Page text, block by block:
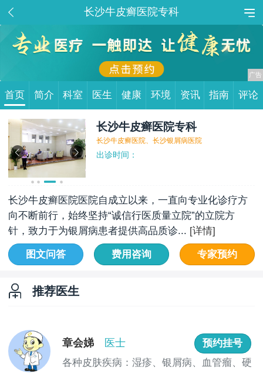
长沙牛皮癣医院专科
首页 简介 科室 医生 健康 环境 资讯 指南 评论
长沙牛皮癣医院专科
长沙牛皮癣医院、长沙银屑病医院
出诊时间：
长沙牛皮癣医院医院自成立以来，一直向专业化诊疗方
向不断前行，始终坚持“诚信行医质量立院”的立院方
针，致力于为银屑病患者提供高品质诊... [详情]
图文问答 费用咨询 专家预约
推荐医生
章会娣 医士
预约挂号
各种皮肤疾病：湿疹、银屑病、血管瘤、硬